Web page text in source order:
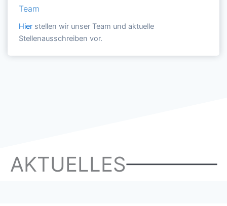
Team
Hierstellen wir unser Team und aktuelle
Stellenausschreiben vor.
AKTUELLES